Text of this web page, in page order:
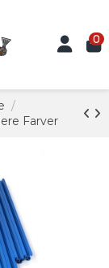
0
Farver